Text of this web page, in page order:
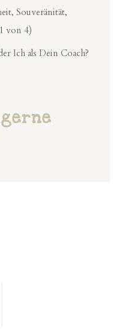
Souveränität,
von 4)
Ich als Dein Coach?